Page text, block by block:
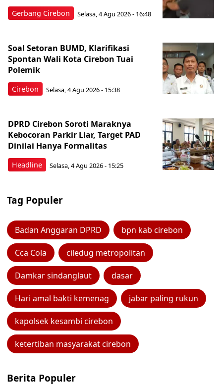
Gerbang Cirebon Selasa, 4 Agu 2026 - 16:48
Cirebon
Soal Setoran BUMD, Klarifikasi
Spontan Wali Kota Cirebon Tuai
Polemik
Selasa, 4 Agu 2026 - 15:38
Headline
DPRD Cirebon Soroti Maraknya
Kebocoran Parkir Liar, Target PAD
Dinilai Hanya Formalitas
Selasa, 4 Agu 2026 - 15:25
Tag Populer
Badan Anggaran DPRD bpn kab cirebon
Cca Cola ciledug metropolitan
Damkar sindanglaut dasar
Hari amal bakti kemenag jabar paling rukun
kapolsek kesambi cirebon
ketertiban masyarakat cirebon
Berita Populer